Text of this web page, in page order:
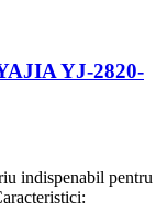
YJ-2820-
indispenabil pentru